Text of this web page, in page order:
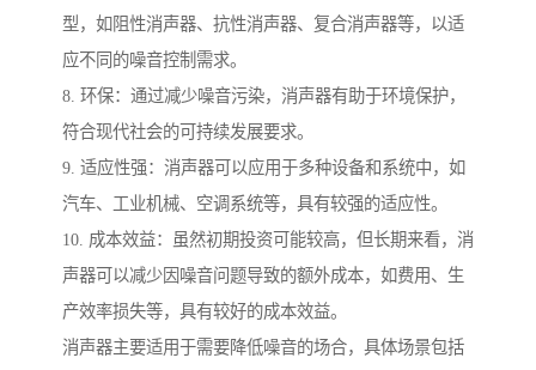
型，如阻性消声器、抗性消声器、复合消声器等，以适
应不同的噪音控制需求。
8. 环保：通过减少噪音污染，消声器有助于环境保护，
符合现代社会的可持续发展要求。
9. 适应性强：消声器可以应用于多种设备和系统中，如
汽车、工业机械、空调系统等，具有较强的适应性。
10. 成本效益：虽然初期投资可能较高，但长期来看，消
声器可以减少因噪音问题导致的额外成本，如费用、生
产效率损失等，具有较好的成本效益。
消声器主要适用于需要降低噪音的场合，具体场景包括